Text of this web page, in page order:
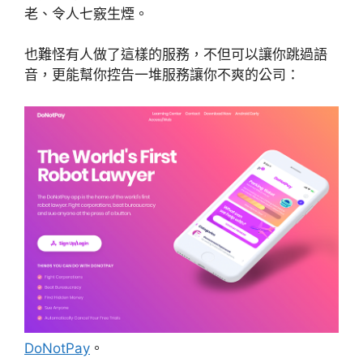
老、令人七竅生煙。
也難怪有人做了這樣的服務，不但可以讓你跳過語
音，更能幫你控告一堆服務讓你不爽的公司：
DoNotPay 。